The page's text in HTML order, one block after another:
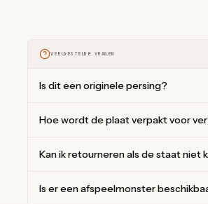
VEELGESTELDE VRAGEN
Is dit een originele persing?
Hoe wordt de plaat verpakt voor
Kan ik retourneren als de staat niet
Is er een afspeelmonster